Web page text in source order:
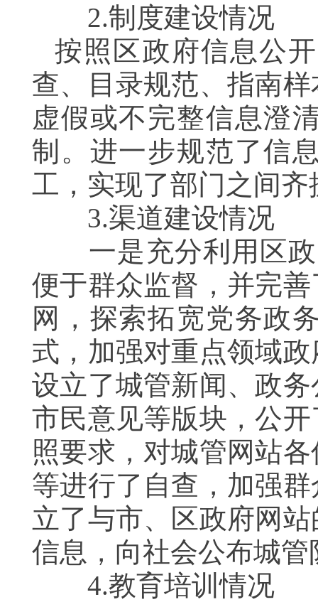
2.制度建设情况
按照区政府信息公
查、目录规范、指南
虚假或不完整信息澄
制。进一步规范了信
工，实现了部门之间
3.渠道建设情况
一是充分利用区政
便于群众监督，并完
网，探索拓宽党务政
式，加强对重点领域
设立了城管新闻、政
市民意见等版块，公
照要求，对城管网站
等进行了自查，加强
立了与市、区政府网
信息，向社会公布城
4.教育培训情况